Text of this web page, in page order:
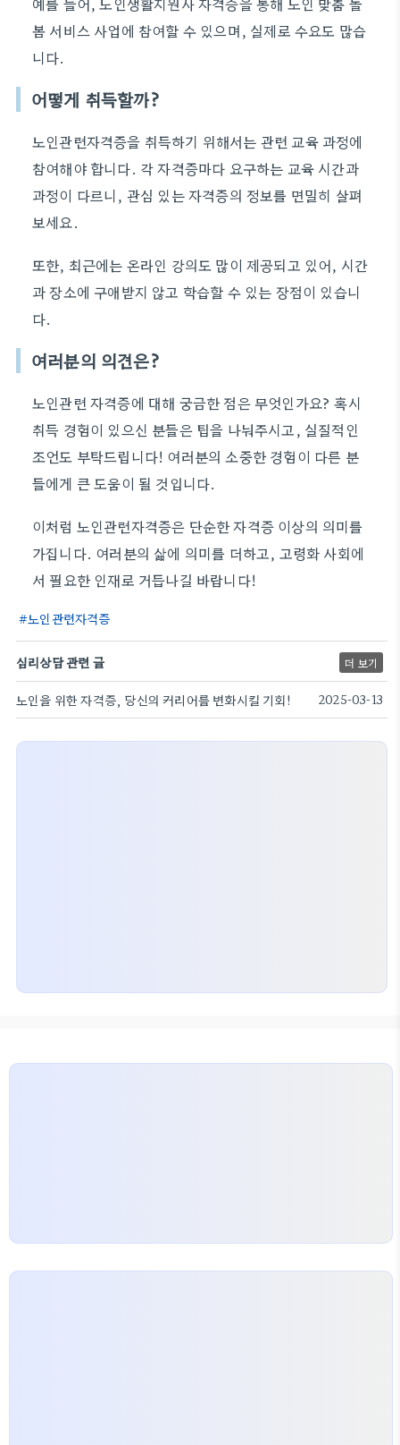
봄 서비스 사업에 참여할 수 있으며, 실제로 수요도 많습
니다.
어떻게 취득할까?
노인관련자격증을 취득하기 위해서는 관련 교육 과정에
참여해야 합니다. 각 자격증마다 요구하는 교육 시간과
과정이 다르니, 관심 있는 자격증의 정보를 면밀히 살펴
보세요.
또한, 최근에는 온라인 강의도 많이 제공되고 있어, 시간
과 장소에 구애받지 않고 학습할 수 있는 장점이 있습니
다.
여러분의 의견은?
노인관련 자격증에 대해 궁금한 점은 무엇인가요? 혹시
취득 경험이 있으신 분들은 팁을 나눠주시고, 실질적인
조언도 부탁드립니다! 여러분의 소중한 경험이 다른 분
들에게 큰 도움이 될 것입니다.
이처럼 노인관련자격증은 단순한 자격증 이상의 의미를
가집니다. 여러분의 삶에 의미를 더하고, 고령화 사회에
서 필요한 인재로 거듭나길 바랍니다!
노인관련자격증
심리상담 관련 글 더 보기
노인을 위한 자격증, 당신의 커리어를 변화시킬 기회! 2025-03-13